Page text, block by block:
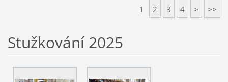
1 2 3 4 > >>
Stužkování 2025